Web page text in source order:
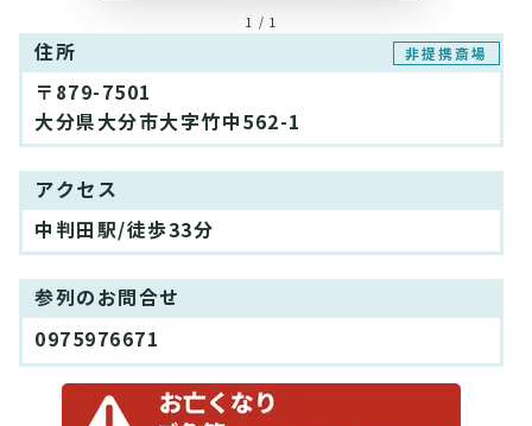
1 / 1
住所 非提携斎場
〒879-7501
大分県大分市大字竹中562-1
アクセス
中判田駅/徒歩33分
参列のお問合せ
0975976671